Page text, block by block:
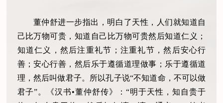
董仲舒进一步指出，明白了天性，人们就知道自
己比万物可贵，知道自己比万物可贵然后知道仁义；
知道仁义，然后注重礼节；注重礼节，然后安心行
善；安心行善，然后乐于遵循道理做事；乐于遵循道
理，然后叫做君子。所以孔子说“不知道命，不可以做
君子”。《汉书•董仲舒传》：“明于天性，知自贵于